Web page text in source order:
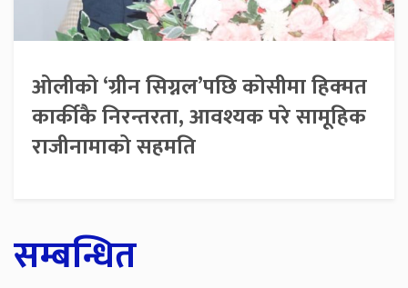
ओलीको ‘ग्रीन सिग्नल’पछि कोसीमा हिक्मत
कार्कीकै निरन्तरता, आवश्यक परे सामूहिक
राजीनामाको सहमति
सम्बन्धित